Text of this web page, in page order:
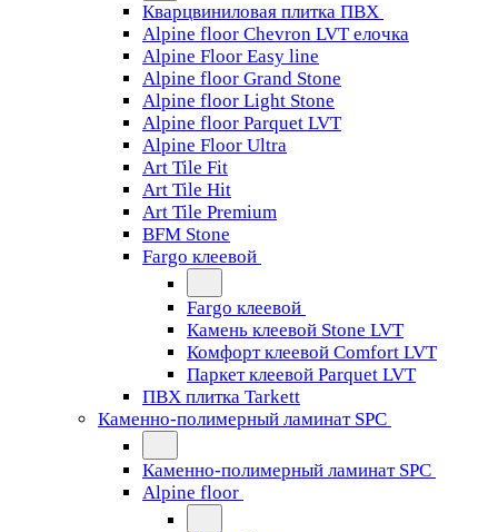
Кварцвиниловая плитка ПВХ
Alpine floor Chevron LVT елочка
Alpine Floor Easy line
Alpine floor Grand Stone
Alpine floor Light Stone
Alpine floor Parquet LVT
Alpine Floor Ultra
Art Tile Fit
Art Tile Hit
Art Tile Premium
BFM Stone
Fargo клеевой
Fargo клеевой
Камень клеевой Stone LVT
Комфорт клеевой Comfort LVT
Паркет клеевой Parquet LVT
ПВХ плитка Tarkett
Каменно-полимерный ламинат SPC
Каменно-полимерный ламинат SPC
Alpine floor